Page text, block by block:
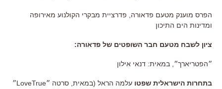
הפרס מוענק מטעם פדאורה, פדרציית מבקרי הקולנוע מאירופה
ומדינות הים התיכון
ציון לשבח מטעם חבר השופטים של פדאורה:
״הפטריארך״, במאית: דנאי אילון
בתחרות הישראלית שפטו
עלמה הראל (במאית, סרטה ״LoveTrue״